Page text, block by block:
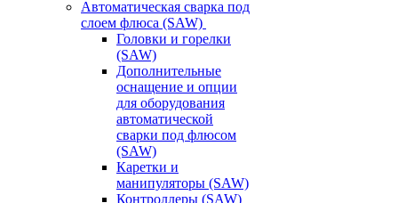
Автоматическая сварка под
слоем флюса (SAW)
Головки и горелки
(SAW)
Дополнительные
оснащение и опции
для оборудования
автоматической
сварки под флюсом
(SAW)
Каретки и
манипуляторы (SAW)
Контроллеры (SAW)